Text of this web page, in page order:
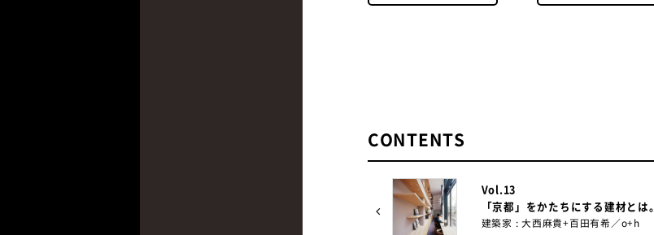
CONTENTS
Vol.13
「京都」をかたちにする建材とは。
建築家 : 大西麻貴+百田有希／o+h